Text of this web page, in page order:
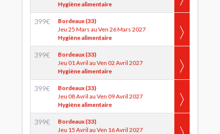
Hygiène alimentaire
399€
Bordeaux (33)
Jeu 25 Mars au Ven 26 Mars 2027
Hygiène alimentaire
399€
Bordeaux (33)
Jeu 01 Avril au Ven 02 Avril 2027
Hygiène alimentaire
399€
Bordeaux (33)
Jeu 08 Avril au Ven 09 Avril 2027
Hygiène alimentaire
399€
Bordeaux (33)
Jeu 15 Avril au Ven 16 Avril 2027